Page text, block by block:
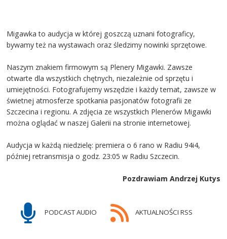
Migawka to audycja w której goszczą uznani fotograficy,
bywamy też na wystawach oraz śledzimy nowinki sprzętowe.
Naszym znakiem firmowym są Plenery Migawki. Zawsze
otwarte dla wszystkich chętnych, niezależnie od sprzętu i
umiejętności. Fotografujemy wszędzie i każdy temat, zawsze w
świetnej atmosferze spotkania pasjonatów fotografii ze
Szczecina i regionu. A zdjęcia ze wszystkich Plenerów Migawki
można oglądać w naszej Galerii na stronie internetowej.
Audycja w każdą niedzielę: premiera o 6 rano w Radiu 94i4,
później retransmisja o godz. 23:05 w Radiu Szczecin.
Pozdrawiam Andrzej Kutys
PODCAST AUDIO AKTUALNOŚCI RSS